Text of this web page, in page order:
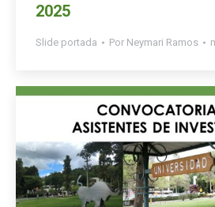
2025
Slide portada Por Neymari Ramos